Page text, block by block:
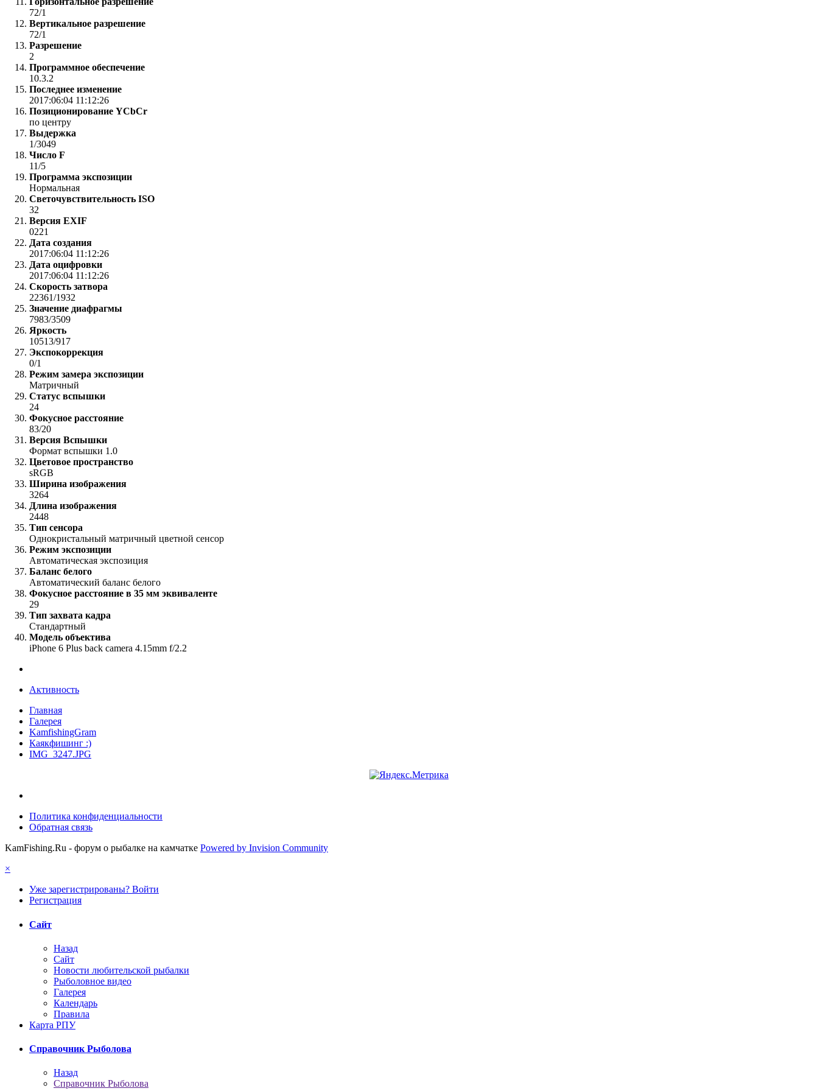
72/1
Вертикальное разрешение
72/1
Разрешение
2
Программное обеспечение
10.3.2
Последнее изменение
2017:06:04 11:12:26
Позиционирование YCbCr
по центру
Выдержка
1/3049
Число F
11/5
Программа экспозиции
Нормальная
Светочувствительность ISO
32
Версия EXIF
0221
Дата создания
2017:06:04 11:12:26
Дата оцифровки
2017:06:04 11:12:26
Скорость затвора
22361/1932
Значение диафрагмы
7983/3509
Яркость
10513/917
Экспокоррекция
0/1
Режим замера экспозиции
Матричный
Статус вспышки
24
Фокусное расстояние
83/20
Версия Вспышки
Формат вспышки 1.0
Цветовое пространство
sRGB
Ширина изображения
3264
Длина изображения
2448
Тип сенсора
Однокристальный матричный цветной сенсор
Режим экспозиции
Автоматическая экспозиция
Баланс белого
Автоматический баланс белого
Фокусное расстояние в 35 мм эквиваленте
29
Тип захвата кадра
Стандартный
Модель объектива
iPhone 6 Plus back camera 4.15mm f/2.2
Активность
Главная
Галерея
KamfishingGram
Каякфишинг :)
IMG_3247.JPG
Политика конфиденциальности
Обратная связь
KamFishing.Ru - форум о рыбалке на камчатке Powered by Invision Community
×
Уже зарегистрированы? Войти
Регистрация
Сайт
Назад
Сайт
Новости любительской рыбалки
Рыболовное видео
Галерея
Календарь
Правила
Карта РПУ
Справочник Рыболова
Назад
Справочник Рыболова